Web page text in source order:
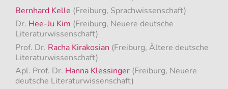
Bernhard Kelle (Freiburg, Sprachwissenschaft)
Dr. Hee-Ju Kim (Freiburg, Neuere deutsche
Literaturwissenschaft)
Prof. Dr. Racha Kirakosian (Freiburg, Ältere deutsche
Literaturwissenschaft)
Apl. Prof. Dr. Hanna Klessinger (Freiburg, Neuere
deutsche Literaturwissenschaft)